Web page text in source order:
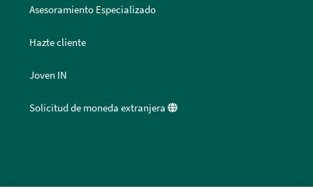
Asesoramiento Especializado
Hazte cliente
Joven IN
Solicitud de moneda extranjera